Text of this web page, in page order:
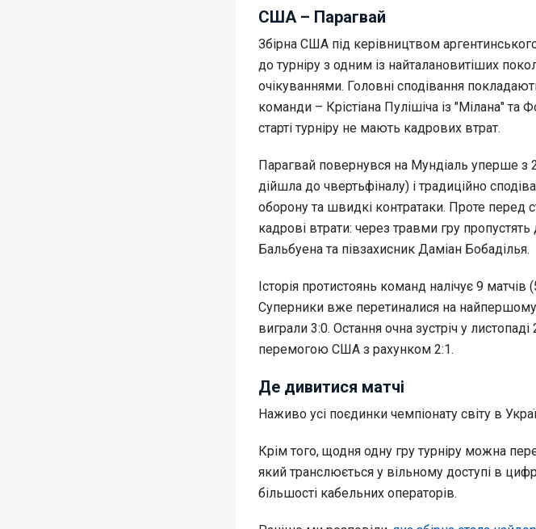
США – Парагвай
Збірна США під керівництвом
до турніру з одним із найталановитіших
очікуваннями. Головні сподівання
команди – Крістіана Пулішіча із "Мілана"
старті турніру не мають кадрових втрат.
Парагвай повернувся на Мундіаль уперше з
дійшла до чвертьфіналу) і традиційно
оборону та швидкі контратаки. Проте перед
кадрові втрати: через травми гру
Бальбуена та півзахисник Даміан Бобаділья.
Історія протистоянь команд налічує 9
Суперники вже перетиналися на
виграли 3:0. Остання очна зустріч у
перемогою США з рахунком 2:1.
Де дивитися матчі
Наживо усі поєдинки чемпіонату світу в
Крім того, щодня одну гру турніру можна
який транслюється у вільному доступі в
більшості кабельних операторів.